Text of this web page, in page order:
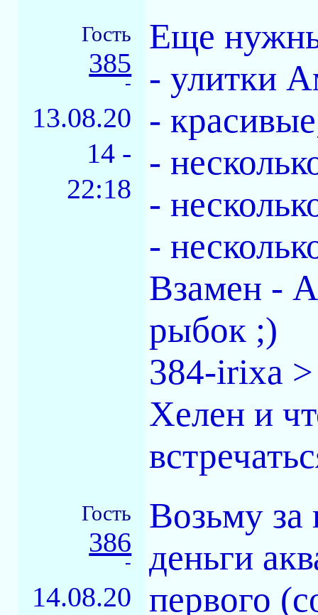
Гость
385
-
13.08.20
14 -
22:18
Еще
- улитки
-
-
-
-
Взамен -
рыбок ;)
384-irixa
Хелен и
Гость
386
-
14.08.20
Возьму
деньги
первого